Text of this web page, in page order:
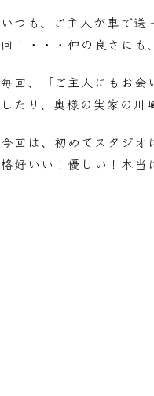
いつも、ご主人が車で送
回！・・・仲の良さにも
毎回、「ご主人にもお会
したり、奥様の実家の川
今回は、初めてスタジオ
格好いい！優しい！本当